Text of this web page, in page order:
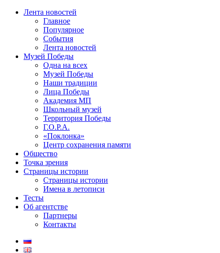
Лента новостей
Главное
Популярное
События
Лента новостей
Музей Победы
Одна на всех
Музей Победы
Наши традиции
Лица Победы
Академия МП
Школьный музей
Территория Победы
Г.О.Р.А.
«Поклонка»
Центр сохранения памяти
Общество
Точка зрения
Страницы истории
Страницы истории
Имена в летописи
Тесты
Об агентстве
Партнеры
Контакты